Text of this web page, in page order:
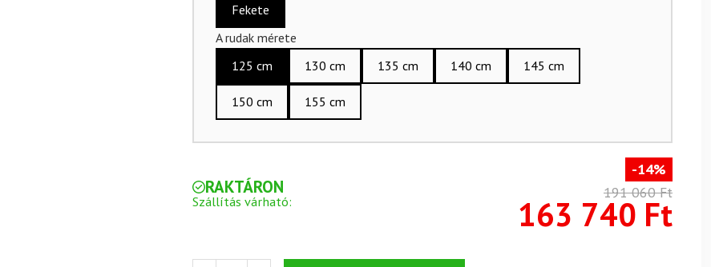
Fekete
A rudak mérete
125 cm
130 cm 135 cm 140 cm 145 cm
150 cm 155 cm
RAKTÁRON
Szállítás várható:
-14%
191 060 Ft
163 740 Ft